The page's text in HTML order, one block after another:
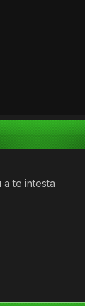
a te intesta